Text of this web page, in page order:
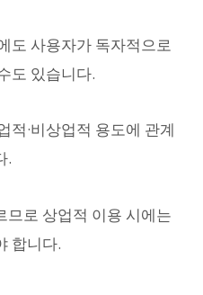
도 사용자가 독자적으로
도 있습니다.
적·비상업적 용도에 관계
.
므로 상업적 이용 시에는
합니다.